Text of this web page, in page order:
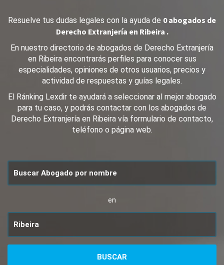
Resuelve tus dudas legales con la ayuda de 0 abogados de
Derecho Extranjería en Ribeira .
En nuestro directorio de abogados de Derecho Extranjería
en Ribeira encontrarás perfiles para conocer sus
especialidades, opiniones de otros usuarios, precios y
actividad de respuestas y guías legales.
El Ránking Lexdir te ayudará a seleccionar al mejor abogado
para tu caso, y podrás contactar con los abogados de
Derecho Extranjería en Ribeira vía formulario de contacto,
teléfono o página web.
en